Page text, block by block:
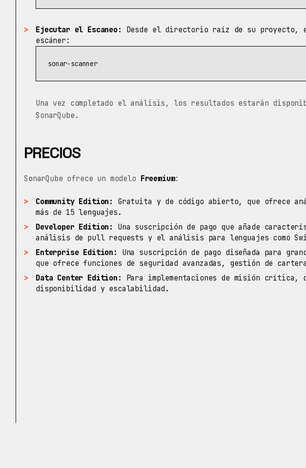
Ejecutar el Escaneo:
Desde el directorio raíz de su proyecto,
escáner:
sonar-scanner
Una vez completado el análisis, los resultados estarán
SonarQube.
PRECIOS
SonarQube ofrece un modelo Freemium:
Community Edition:
Gratuita y de código abierto, que ofrece
más de 15 lenguajes.
Developer Edition:
Una suscripción de pago que añade
análisis de pull requests y el análisis para lenguajes como
Enterprise Edition:
Una suscripción de pago diseñada para
que ofrece funciones de seguridad avanzadas, gestión de
Data Center Edition:
Para implementaciones de misión crítica,
disponibilidad y escalabilidad.